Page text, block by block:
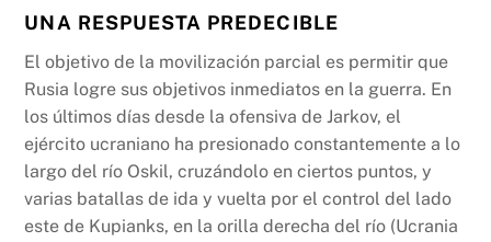
UNA RESPUESTA PREDECIBLE
El objetivo de la movilización parcial es permitir que
Rusia logre sus objetivos inmediatos en la guerra. En
los últimos días desde la ofensiva de Jarkov, el
ejército ucraniano ha presionado constantemente a lo
largo del río Oskil, cruzándolo en ciertos puntos, y
varias batallas de ida y vuelta por el control del lado
este de Kupianks, en la orilla derecha del río (Ucrania